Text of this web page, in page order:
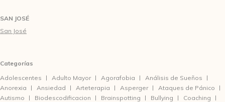
SAN JOSÉ
San José
Categorías
Adolescentes
Adulto Mayor Agorafobia
Análisis de Sueños
Anorexia
Ansiedad Arteterapia Asperger
Ataques de Pánico
Autismo
Biodescodificacion Brainspotting Bullying
Coaching